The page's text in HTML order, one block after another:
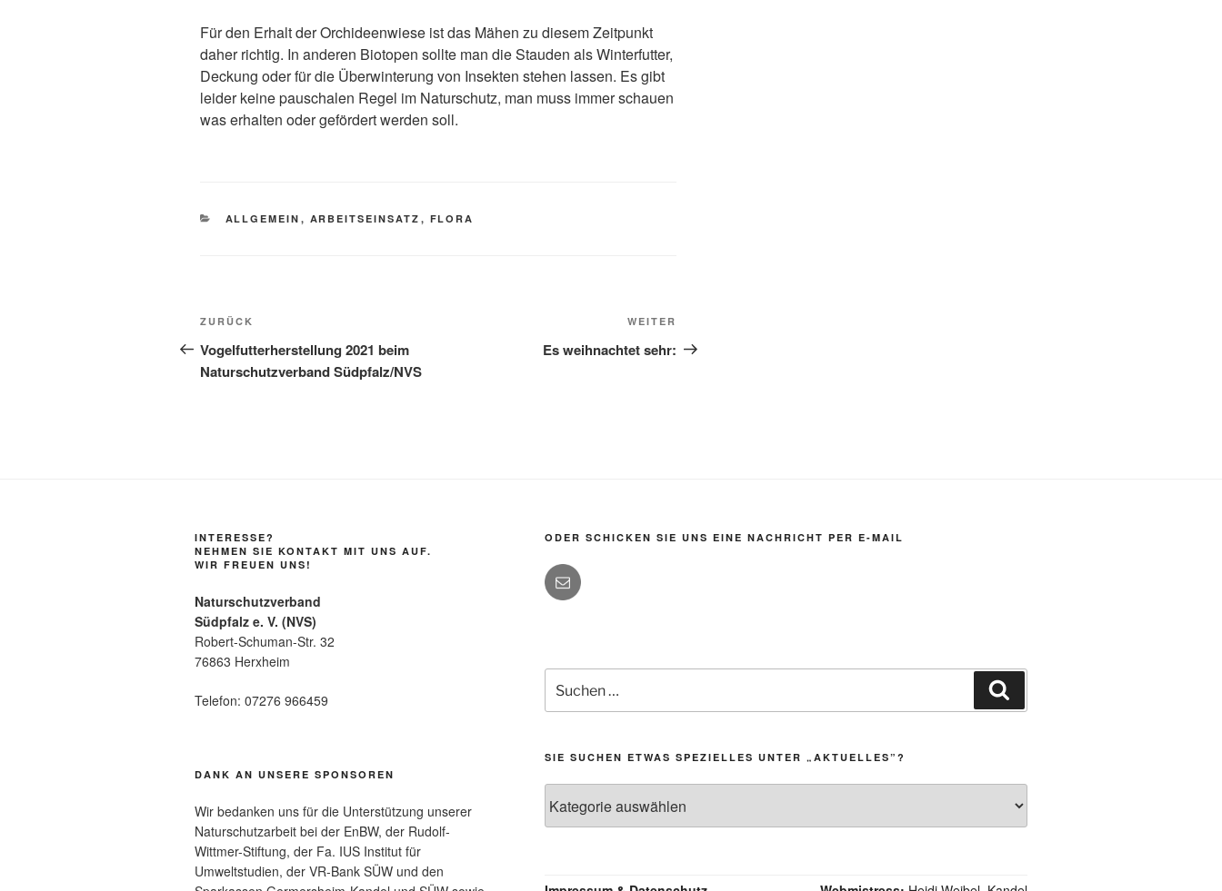
Für den Erhalt der Orchideenwiese ist das Mähen zu diesem Zeitpunkt
daher richtig. In anderen Biotopen sollte man die Stauden als Winterfutter,
Deckung oder für die Überwinterung von Insekten stehen lassen. Es gibt
leider keine pauschalen Regel im Naturschutz, man muss immer schauen
was erhalten oder gefördert werden soll.
KATEGORIEN
ALLGEMEIN , ARBEITSEINSATZ , FLORA
Beitragsnavigation
Vorheriger
Beitrag
ZURÜCK
Vogelfutterherstellung 2021 beim
Naturschutzverband Südpfalz/NVS
Beitrag
WEITER
Es weihnachtet sehr:
INTERESSE?
NEHMEN SIE KONTAKT MIT UNS AUF.
WIR FREUEN UNS!
Naturschutzverband
Südpfalz e. V. (NVS)
Robert-Schuman-Str. 32
76863 Herxheim
Telefon: 07276 966459
DANK AN UNSERE SPONSOREN
Wir bedanken uns für die Unterstützung unserer
Naturschutzarbeit bei der EnBW, der Rudolf-
Wittmer-Stiftung, der Fa. IUS Institut für
Umweltstudien, der VR-Bank SÜW und den
ODER SCHICKEN SIE UNS EINE NACHRICHT PER E-MAIL
nach:
SIE SUCHEN ETWAS SPEZIELLES UNTER „AKTUELLES”?
suchen
etwas